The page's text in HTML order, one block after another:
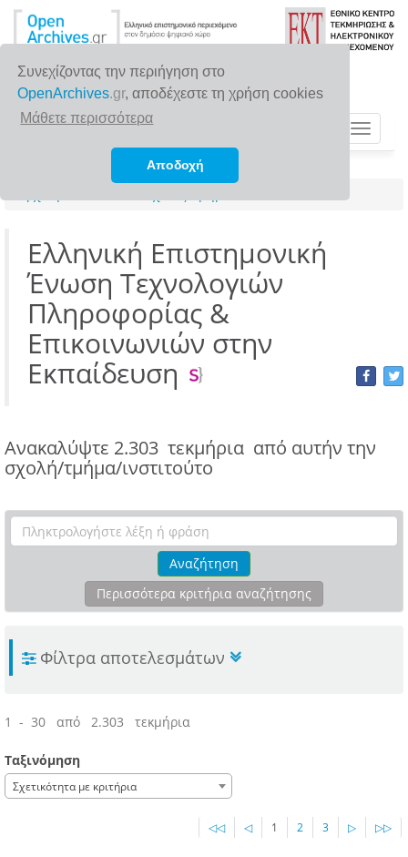
Συνεχίζοντας την περιήγηση στο
OpenArchives.gr, αποδέχεστε τη χρήση cookies
Μάθετε περισσότερα
Αποδοχή
Toggle
Ελληνική Επιστημονική
Ένωση Τεχνολογιών
Πληροφορίας &
Επικοινωνιών στην
Εκπαίδευση
Ανακαλύψτε 2.303 τεκμήρια από αυτήν την
σχολή/τμήμα/ινστιτούτο
Αναζήτηση
Περισσότερα κριτήρια αναζήτησης
Φίλτρα αποτελεσμάτων
1 - 30 από 2.303 τεκμήρια
Ταξινόμηση
Σχετικότητα με κριτήρια
◁◁ ◁ 1 2 3 ▷ ▷▷